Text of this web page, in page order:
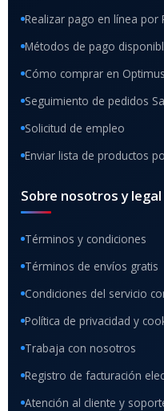
Realizar pago en línea por
Métodos de pago
Cómo comprar en
Seguimiento de pedidos
Solicitud de empleo
Enviar lista de productos
Sobre nosotros y legal
Términos y condiciones
Términos de envíos gratis
Condiciones del servicio
Política de privacidad y
Trabaja con nosotros
Registro de facturación
Atención al cliente y